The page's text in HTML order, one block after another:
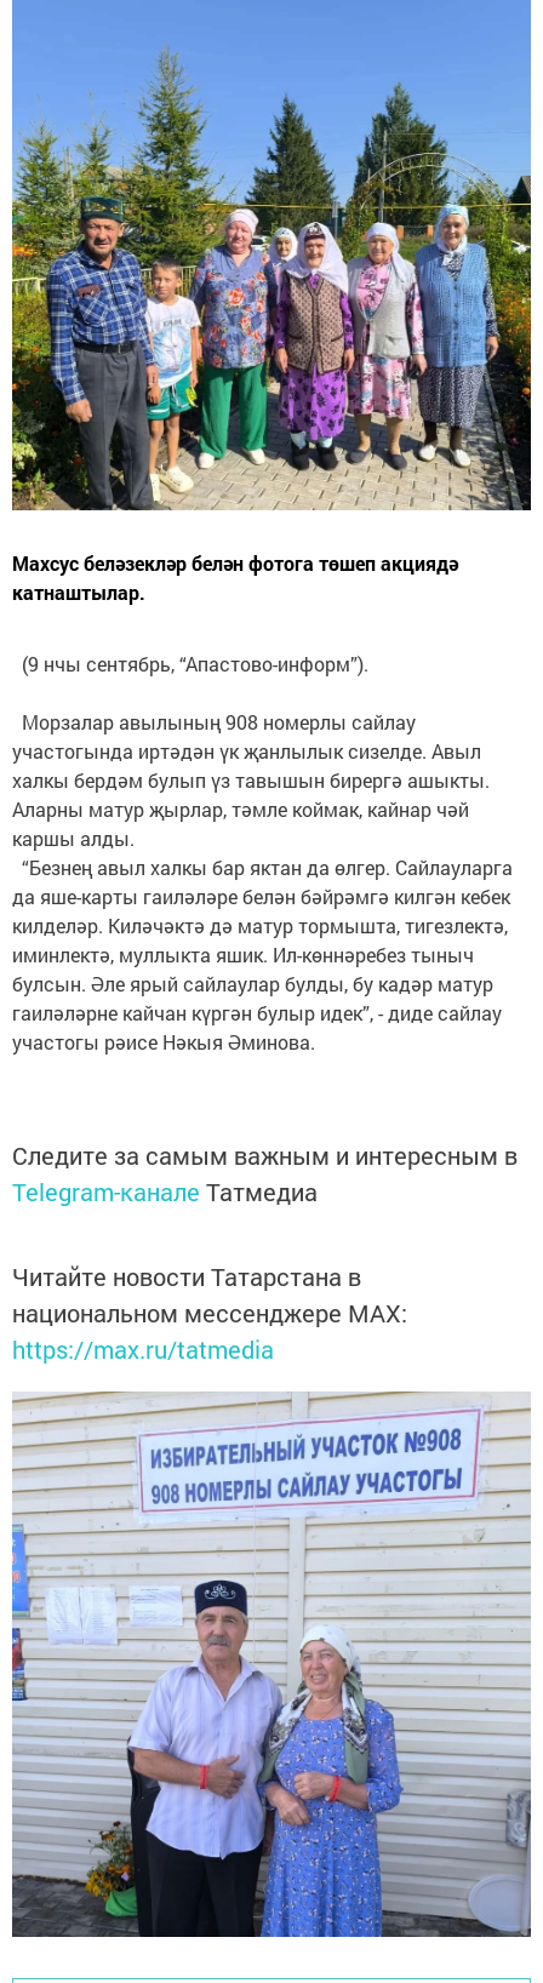
Махсус беләзекләр белән фотога төшеп акциядә
катнаштылар.
(9 нчы сентябрь, “Апастово-информ”).
Морзалар авылының 908 номерлы сайлау
участогында иртәдән үк җанлылык сизелде. Авыл
халкы бердәм булып үз тавышын бирергә ашыкты.
Аларны матур җырлар, тәмле коймак, кайнар чәй
каршы алды.
“Безнең авыл халкы бар яктан да өлгер. Сайлауларга
да яше-карты гаиләләре белән бәйрәмгә килгән кебек
килделәр. Киләчәктә дә матур тормышта, тигезлектә,
иминлектә, муллыкта яшик. Ил-көннәребез тыныч
булсын. Әле ярый сайлаулар булды, бу кадәр матур
гаиләләрне кайчан күргән булыр идек”, - диде сайлау
участогы рәисе Нәкыя Әминова.
Следите за самым важным и интересным в
Telegram-канале Татмедиа
Читайте новости Татарстана в
национальном мессенджере MАХ:
https://max.ru/tatmedia